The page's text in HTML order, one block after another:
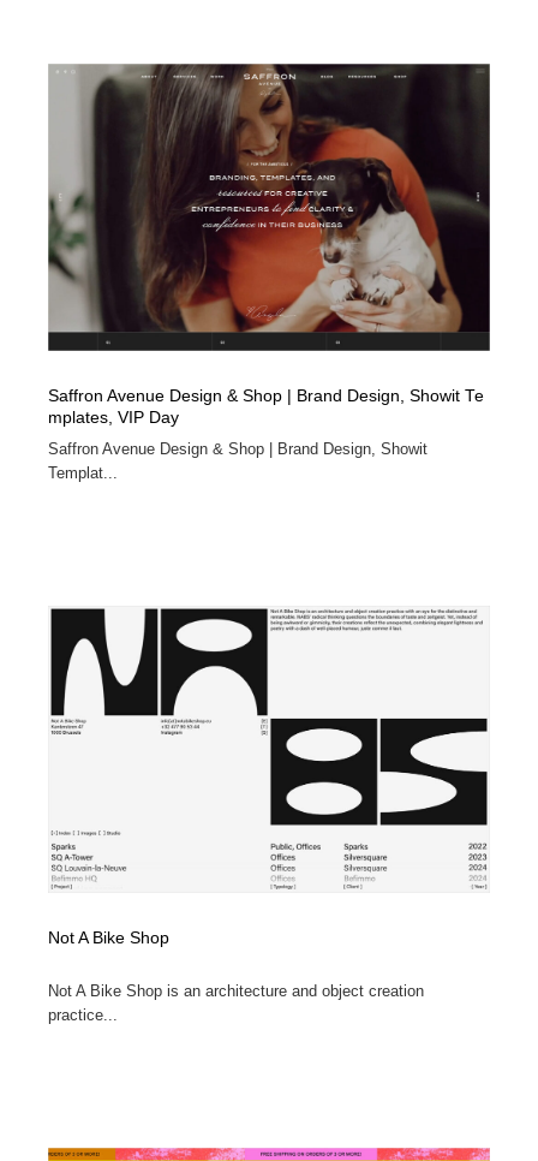
Saffron Avenue Design & Shop | Brand Design, Showit Te
mplates, VIP Day
Saffron Avenue Design & Shop | Brand Design, Showit
Templat...
Not A Bike Shop
Not A Bike Shop is an architecture and object creation
practice...